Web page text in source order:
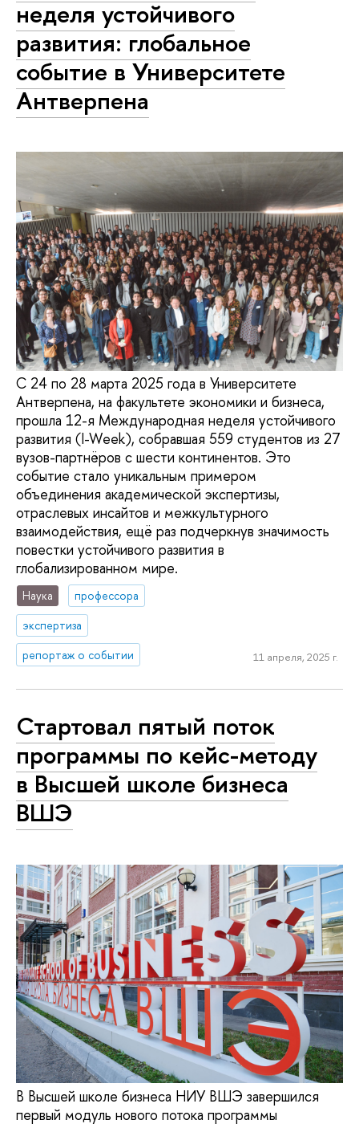
неделя устойчивого
развития: глобальное
событие в Университете
Антверпена
С 24 по 28 марта 2025 года в Университете
Антверпена, на факультете экономики и бизнеса,
прошла 12-я Международная неделя устойчивого
развития (I-Week), собравшая 559 студентов из 27
вузов-партнёров с шести континентов. Это
событие стало уникальным примером
объединения академической экспертизы,
отраслевых инсайтов и межкультурного
взаимодействия, ещё раз подчеркнув значимость
повестки устойчивого развития в
глобализированном мире.
Наука
профессора
экспертиза
репортаж о событии
11 апреля, 2025 г.
Стартовал пятый поток
программы по кейс-методу
в Высшей школе бизнеса
ВШЭ
В Высшей школе бизнеса НИУ ВШЭ завершился
первый модуль нового потока программы